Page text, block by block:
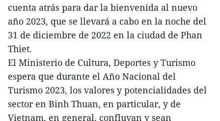
cuenta atrás para dar la bienvenida al nuevo
año 2023, que se llevará a cabo en la noche del
31 de diciembre de 2022 en la ciudad de Phan
Thiet.
El Ministerio de Cultura, Deportes y Turismo
espera que durante el Año Nacional del
Turismo 2023, los valores y potencialidades del
sector en Binh Thuan, en particular, y de
Vietnam, en general, confluyan y sean